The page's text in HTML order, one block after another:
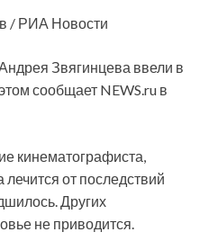
/ РИА Новости
Звягинцева ввели в
сообщает NEWS.ru в
кинематографиста,
от последствий
Других
не приводится.